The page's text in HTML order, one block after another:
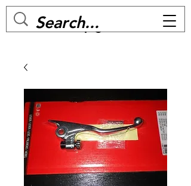
MC BIKE Perpignan